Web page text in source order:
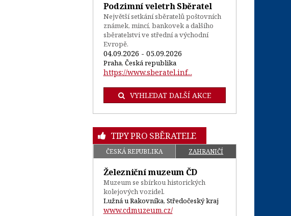
Podzimní veletrh Sběratel
Největší setkání sběratelů poštovních
známek, mincí, bankovek a dalšího
sběratelstvi ve střední a východní
Evropě.
04.09.2026 - 05.09.2026
Praha, Česká republika
https://www.sberatel.inf...
VYHLEDAT DALŠÍ AKCE
TIPY PRO SBĚRATELE
ČESKÁ REPUBLIKA ZAHRANIČÍ
Železniční muzeum ČD
Muzeum se sbírkou historických
kolejových vozidel.
Lužná u Rakovníka, Středočeský kraj
www.cdmuzeum.cz/